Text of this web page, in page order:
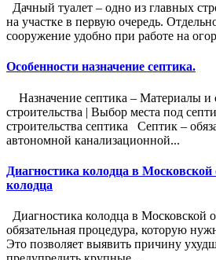
Дачный туалет – одно из главных
на участке в первую очередь.
сооружение удобно при работе на
Особенности назначение септика.
Назначение септика – Материалы и
строительства | Выбор места под
строительства септика Септик –
автономной канализационной...
Диагностика колодца в Московской
колодца
Диагностика колодца в Московской
обязательная процедура, которую
Это позволяет выявить причину